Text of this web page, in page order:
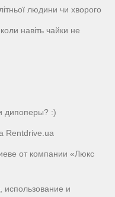
людини чи хворого
навіть чайки не
дипоперы? :)
Rentdrive.ua
от компании «Люкс
использование и